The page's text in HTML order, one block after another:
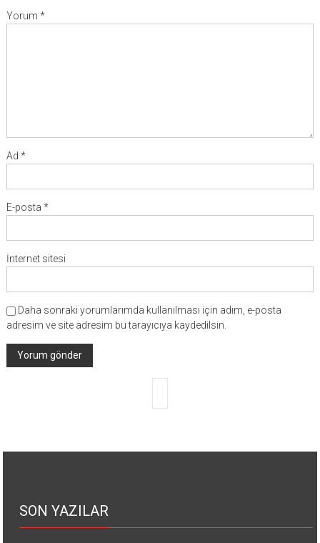
Yorum *
Ad *
E-posta *
İnternet sitesi
Daha sonraki yorumlarımda kullanılması için adım, e-posta
adresim ve site adresim bu tarayıcıya kaydedilsin.
SON YAZILAR